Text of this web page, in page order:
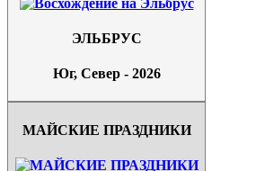
ЭЛЬБРУС
Юг, Север - 2026
МАЙСКИЕ ПРАЗДНИКИ